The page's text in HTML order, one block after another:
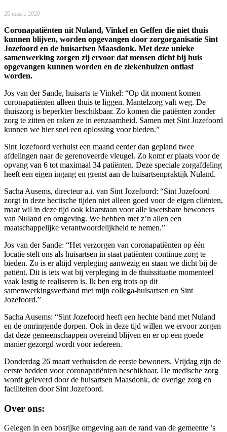
26 maart, 2020
Coronapatiënten uit Nuland, Vinkel en Geffen die niet thuis
kunnen blijven, worden opgevangen door zorgorganisatie Sint
Jozefoord en de huisartsen Maasdonk. Met deze unieke
samenwerking zorgen zij ervoor dat mensen dicht bij huis
opgevangen kunnen worden en de ziekenhuizen ontlast
worden.
Jos van der Sande, huisarts te Vinkel: “Op dit moment komen
coronapatiënten alleen thuis te liggen. Mantelzorg valt weg. De
thuiszorg is beperkter beschikbaar. Zo komen die patiënten zonder
zorg te zitten en raken ze in eenzaamheid. Samen met Sint Jozefoord
kunnen we hier snel een oplossing voor bieden.”
Sint Jozefoord verhuist een maand eerder dan gepland twee
afdelingen naar de gerenoveerde vleugel. Zo komt er plaats voor de
opvang van 6 tot maximaal 34 patiënten. Deze speciale zorgafdeling
heeft een eigen ingang en grenst aan de huisartsenpraktijk Nuland.
Sacha Ausems, directeur a.i. van Sint Jozefoord: “Sint Jozefoord
zorgt in deze hectische tijden niet alleen goed voor de eigen cliënten,
maar wil in deze tijd ook klaarstaan voor alle kwetsbare bewoners
van Nuland en omgeving. We hebben met z’n allen een
maatschappelijke verantwoordelijkheid te nemen.”
Jos van der Sande: “Het verzorgen van coronapatiënten op één
locatie stelt ons als huisartsen in staat patiënten continue zorg te
bieden. Zo is er altijd verpleging aanwezig en staan we dicht bij de
patiënt. Dit is iets wat bij verpleging in de thuissituatie momenteel
vaak lastig te realiseren is. Ik ben erg trots op dit
samenwerkingsverband met mijn collega-huisartsen en Sint
Jozefoord.”
Sacha Ausems: “Sint Jozefoord heeft een hechte band met Nuland
en de omringende dorpen. Ook in deze tijd willen we ervoor zorgen
dat deze gemeenschappen overeind blijven en er op een goede
manier gezorgd wordt voor iedereen.
Donderdag 26 maart verhuisden de eerste bewoners. Vrijdag zijn de
eerste bedden voor coronapatiënten beschikbaar. De medische zorg
wordt geleverd door de huisartsen Maasdonk, de overige zorg en
faciliteiten door Sint Jozefoord.
Over ons:
Gelegen in een bosrijke omgeving aan de rand van de gemeente ’s